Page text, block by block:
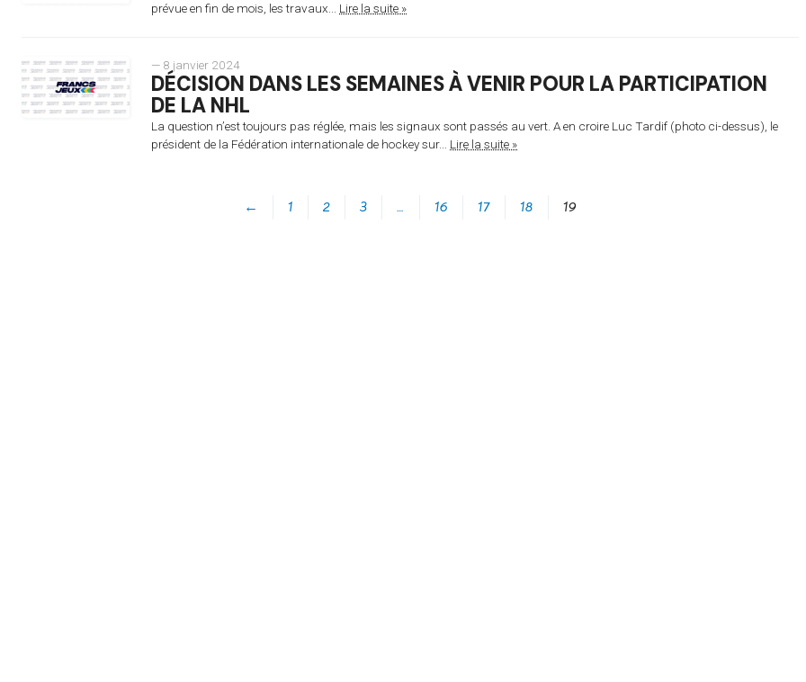
prévue en fin de mois, les travaux... Lire la suite »
— 8 janvier 2024
DÉCISION DANS LES SEMAINES À VENIR POUR LA PARTICIPATION
DE LA NHL
La question n’est toujours pas réglée, mais les signaux sont passés au vert. A en croire Luc Tardif (photo ci-dessus), le
président de la Fédération internationale de hockey sur... Lire la suite »
← 1 2 3 … 16 17 18 19